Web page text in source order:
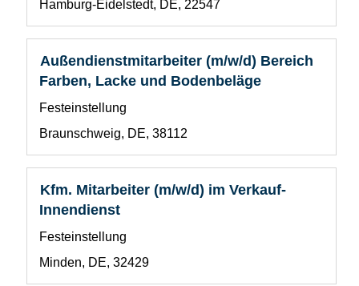
anzuzeigen.
1
Standort
Hamburg-Eidelstedt, DE, 22547
Stelleninformationen
vollständig
Stellenbezeichnung
Außendienstmitarbeiter (m/w/d) Bereich
Farben, Lacke und Bodenbeläge
Benutzerdefiniertes
1
Festeinstellung
Standort
Braunschweig, DE, 38112
Drücken
Sie
Leertaste,
um
Stelleninformationen
vollständig
Stellenbezeichnung
Kfm. Mitarbeiter (m/w/d) im Verkauf-
Innendienst
Benutzerdefiniertes
1
Festeinstellung
Standort
Minden, DE, 32429
Drücken
Sie
Leertaste,
um